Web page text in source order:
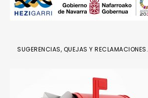
SUGERENCIAS, QUEJAS Y RECLAMACIONES.